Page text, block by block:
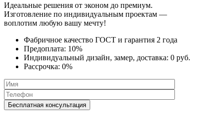
Идеальные решения от эконом до премиум.
Изготовление по индивидуальным проектам —
воплотим любую вашу мечту!
Фабричное качество ГОСТ и гарантия 2 года
Предоплата: 10%
Индивидуальный дизайн, замер, доставка: 0 руб.
Рассрочка: 0%